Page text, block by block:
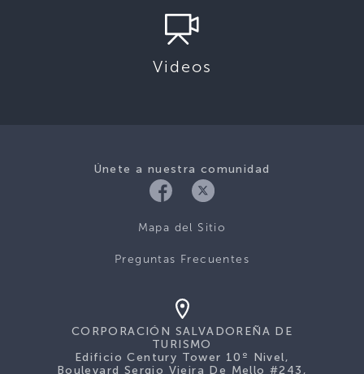
Videos
Únete a nuestra comunidad
Mapa del Sitio
Preguntas Frecuentes
CORPORACIÓN SALVADOREÑA DE
TURISMO
Edificio Century Tower 10º Nivel,
Boulevard Sergio Vieira De Mello #243,